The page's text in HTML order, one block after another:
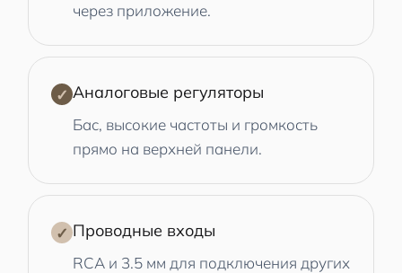
через приложение.
✓ Аналоговые регуляторы
Бас, высокие частоты и громкость
прямо на верхней панели.
✓ Проводные входы
RCA и 3.5 мм для подключения других